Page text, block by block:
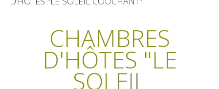
incontournables
Belcastel, village et château
Bournazel, village et château
Randonnée
pédestre
En vélo, à vtt
Gîtes et locations
CHAMBRES
D'HÔTES "LE
SOLEIL